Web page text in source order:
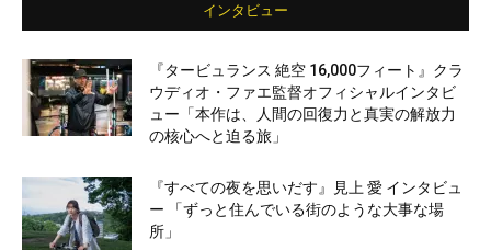
インタビュー
『タービュランス 絶空 16,000フィート』クラ
ウディオ・ファエ監督オフィシャルインタビ
ュー「本作は、人間の回復力と真実の解放力
の核心へと迫る旅」
『すべての夜を思いだす』見上 愛 インタビュ
ー 「ずっと住んでいる街のような大事な場
所」